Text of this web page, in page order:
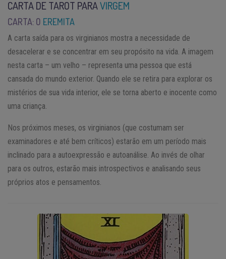
CARTA DE TAROT PARAVIRGEM
CARTA: O EREMITA
A carta saída para os virginianos mostra a necessidade de
desacelerar e se concentrar em seu propósito na vida. A imagem
nesta carta – um velho – representa uma pessoa que está
cansada do mundo exterior. Quando ele se retira para explorar os
mistérios de sua vida interior, ele se torna aberto e inocente como
uma criança.
Nos próximos meses, os virginianos (que costumam ser
examinadores e até bem críticos) estarão em um período mais
inclinado para a autoexpressão e autoanálise. Ao invés de olhar
para os outros, estarão mais introspectivos e analisando seus
próprios atos e pensamentos.